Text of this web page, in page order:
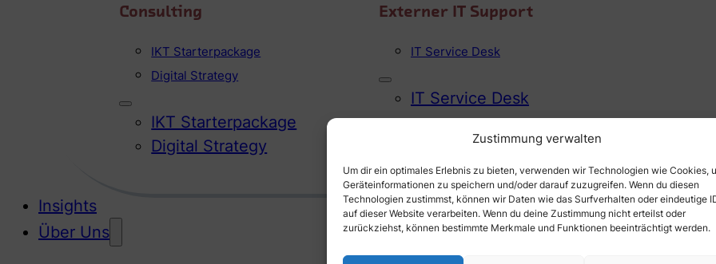
Zustimmung verwalten
Um dir ein optimales Erlebnis zu bieten, verwenden wir Technologien wie Cookies,
Geräteinformationen zu speichern und/oder darauf zuzugreifen. Wenn du diesen
Technologien zustimmst, können wir Daten wie das Surfverhalten oder eindeutige
auf dieser Website verarbeiten. Wenn du deine Zustimmung nicht erteilst oder
zurückziehst, können bestimmte Merkmale und Funktionen beeinträchtigt werden.
Consulting
IKT Starterpackage
Digital Strategy
IKT Starterpackage
Digital Strategy
Externer IT Support
IT Service Desk
IT Service Desk
Insights
Über Uns